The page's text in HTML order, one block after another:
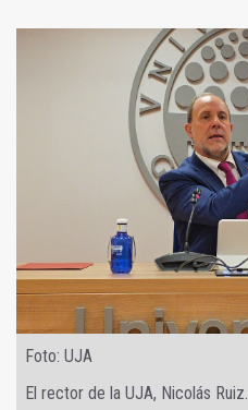
Foto: UJA
El rector de la UJA, Nicolás Ruiz.